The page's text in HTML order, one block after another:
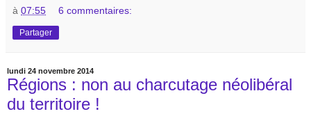
à 07:55 6 commentaires:
Partager
lundi 24 novembre 2014
Régions : non au charcutage néolibéral
du territoire !